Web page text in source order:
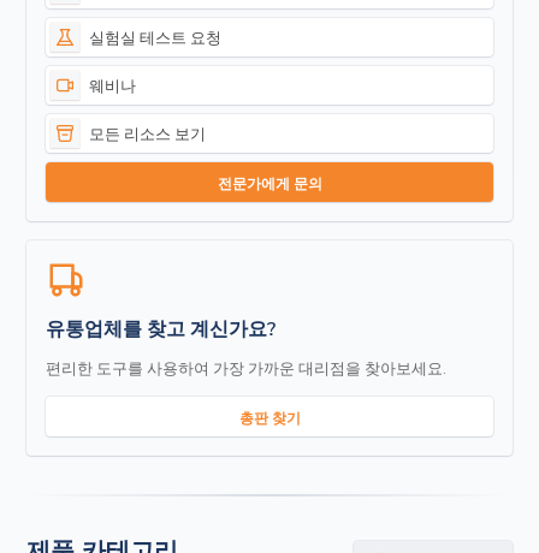
실험실 테스트 요청
웨비나
모든 리소스 보기
전문가에게 문의
유통업체를 찾고 계신가요?
편리한 도구를 사용하여 가장 가까운 대리점을 찾아보세요.
총판 찾기